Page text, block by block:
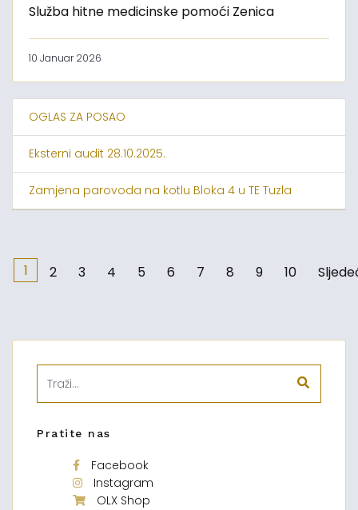
Služba hitne medicinske pomoći Zenica
10 Januar 2026
OGLAS ZA POSAO
Eksterni audit 28.10.2025.
Zamjena parovoda na kotlu Bloka 4 u TE Tuzla
1 2 3 4 5 6 7 8 9 10
Pratite nas
Facebook
Instagram
OLX Shop